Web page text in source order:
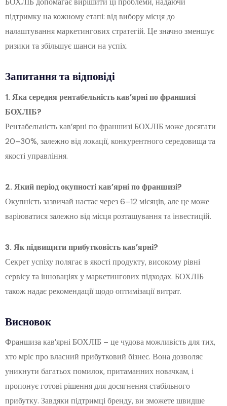
підтримку на кожному етапі: від вибору місця до
налаштування маркетингових стратегій. Це значно зменшує
ризики та збільшує шанси на успіх.
Запитання та відповіді
1. Яка середня рентабельність кав’ярні по франшизі
БОХЛІБ?
Рентабельність кав’ярні по франшизі БОХЛІБ може досягати
20–30%, залежно від локації, конкурентного середовища та
якості управління.
2. Який період окупності кав’ярні по франшизі?
Окупність зазвичай настає через 6–12 місяців, але це може
варіюватися залежно від місця розташування та інвестицій.
3. Як підвищити прибутковість кав’ярні?
Секрет успіху полягає в якості продукту, високому рівні
сервісу та інноваціях у маркетингових підходах. БОХЛІБ
також надає рекомендації щодо оптимізації витрат.
Висновок
Франшиза кав’ярні БОХЛІБ – це чудова можливість для тих,
хто мріє про власний прибутковий бізнес. Вона дозволяє
уникнути багатьох помилок, притаманних новачкам, і
пропонує готові рішення для досягнення стабільного
прибутку. Завдяки підтримці бренду, ви зможете швидше